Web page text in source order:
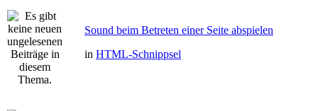
Sound beim Betreten einer Seite abspielen
in HTML-Schnippsel